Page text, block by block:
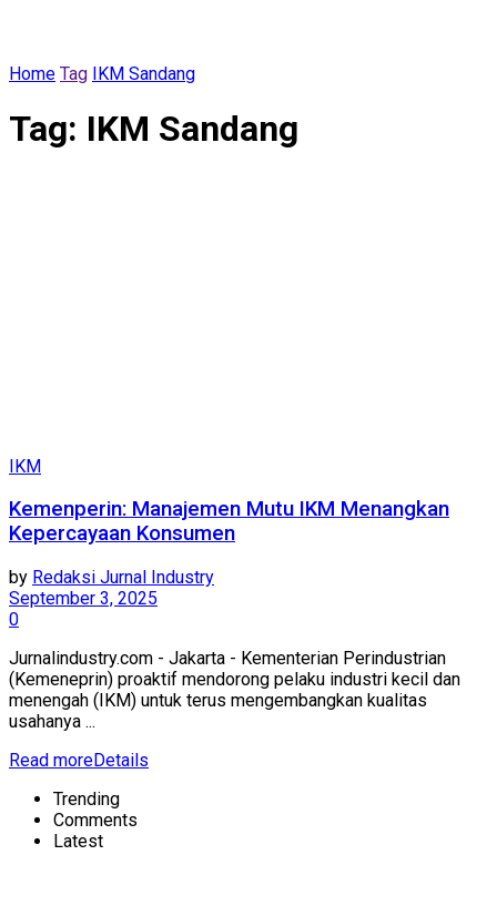
Home Tag IKM Sandang
Tag: IKM Sandang
IKM
Kemenperin: Manajemen Mutu IKM Menangkan
Kepercayaan Konsumen
by Redaksi Jurnal Industry
September 3, 2025
0
Jurnalindustry.com - Jakarta - Kementerian Perindustrian
(Kemeneprin) proaktif mendorong pelaku industri kecil dan
menengah (IKM) untuk terus mengembangkan kualitas
usahanya ...
Read moreDetails
Trending
Comments
Latest